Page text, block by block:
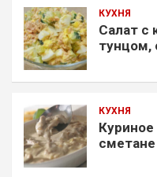
КУХНЯ
Салат с
тунцом,
КУХНЯ
сметане